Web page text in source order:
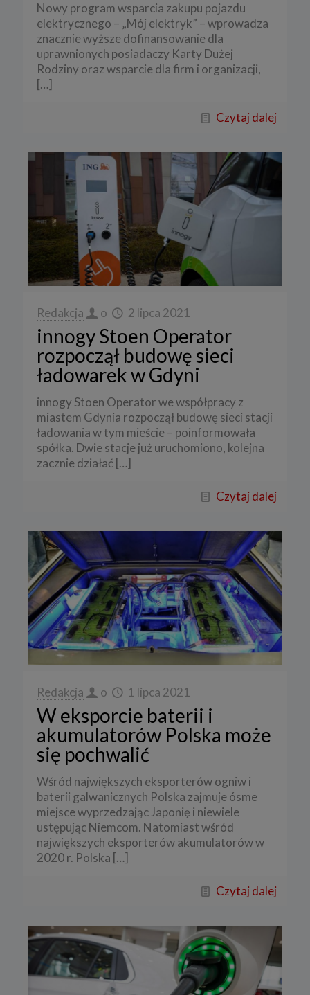
Nowy program wsparcia zakupu pojazdu
elektrycznego – „Mój elektryk” – wprowadza
znacznie wyższe dofinansowanie dla
uprawnionych posiadaczy Karty Dużej
Rodziny oraz wsparcie dla firm i organizacji,
[…]
Czytaj dalej
Redakcja o 2 lipca 2021
innogy Stoen Operator
rozpoczął budowę sieci
ładowarek w Gdyni
innogy Stoen Operator we współpracy z
miastem Gdynia rozpoczął budowę sieci stacji
ładowania w tym mieście – poinformowała
spółka. Dwie stacje już uruchomiono, kolejna
zacznie działać […]
Czytaj dalej
Redakcja o 1 lipca 2021
W eksporcie baterii i
akumulatorów Polska może
się pochwalić
Wśród największych eksporterów ogniw i
baterii galwanicznych Polska zajmuje ósme
miejsce wyprzedzając Japonię i niewiele
ustępując Niemcom. Natomiast wśród
największych eksporterów akumulatorów w
2020 r. Polska […]
Czytaj dalej